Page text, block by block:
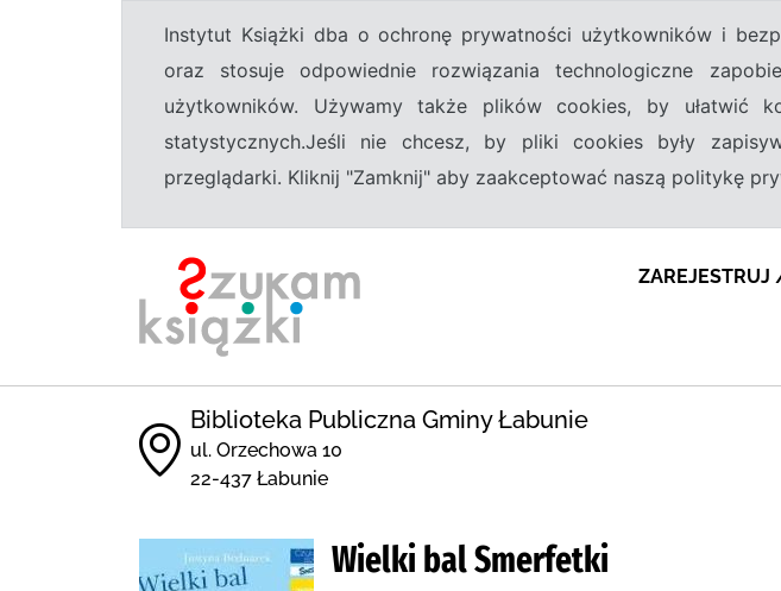
Instytut Książki dba o ochronę prywatności użytkowników i
oraz stosuje odpowiednie rozwiązania technologiczne
użytkowników. Używamy także plików cookies, by ułatwić
statystycznych.Jeśli nie chcesz, by pliki cookies były
przeglądarki. Kliknij "Zamknij" aby zaakceptować naszą politykę
ZAREJESTRUJ
Biblioteka Publiczna Gminy Łabunie
ul. Orzechowa 10
22-437 Łabunie
Wielki bal Smerfetki